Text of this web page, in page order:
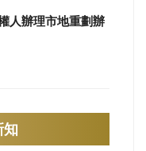
人辦理市地重劃辦